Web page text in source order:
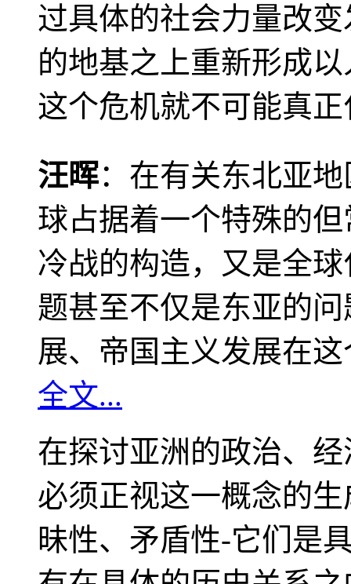
过具体的社会力量改
的地基之上重新形成
这个危机就不可能真
汪晖：在有关东北亚
球占据着一个特殊的
冷战的构造，又是全
题甚至不仅是东亚的
展、帝国主义发展在
全文...
在探讨亚洲的政治、
必须正视这一概念的
昧性、矛盾性-它们是